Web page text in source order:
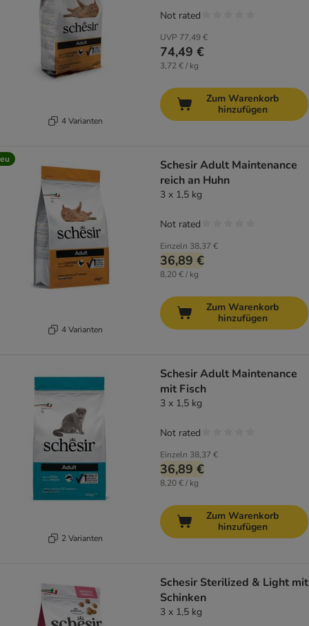
4 Varianten
UVP 77,49 €
74,49 €
3,72 € / kg
Not rated
Zum Warenkorb
hinzufügen
4 Varianten
Schesir Adult Maintenance
reich an Huhn
3 x 1,5 kg
Einzeln 38,37 €
36,89 €
8,20 € / kg
Not rated
Zum Warenkorb
hinzufügen
2 Varianten
Schesir Adult Maintenance
mit Fisch
3 x 1,5 kg
Einzeln 38,37 €
36,89 €
8,20 € / kg
Not rated
Zum Warenkorb
hinzufügen
Schesir Sterilized & Light mit
Schinken
3 x 1,5 kg